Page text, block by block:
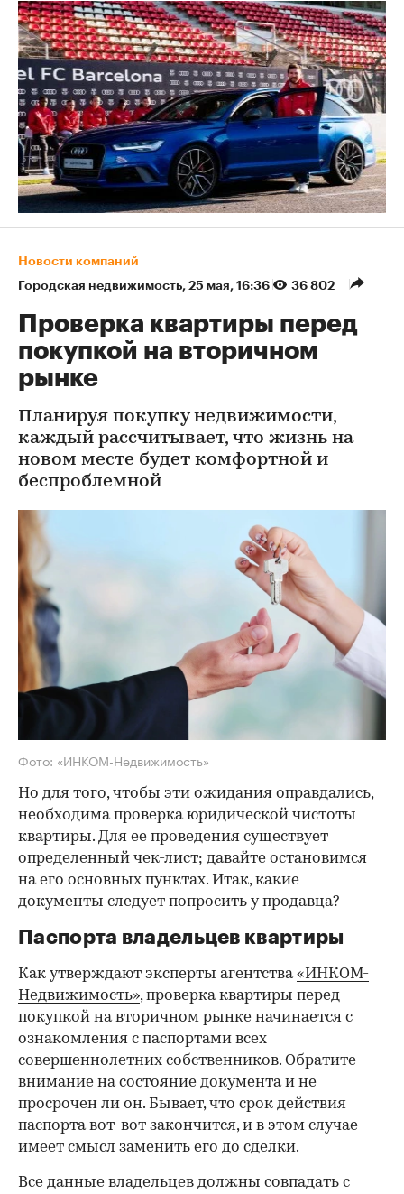
Новости компаний
Городская недвижимость⁠, 25 мая, 16:36 36 802
Проверка квартиры перед
покупкой на вторичном
рынке
Планируя покупку недвижимости,
каждый рассчитывает, что жизнь на
новом месте будет комфортной и
беспроблемной
Фото: «ИНКОМ-Недвижимость»
Но для того, чтобы эти ожидания оправдались,
необходима проверка юридической чистоты
квартиры. Для ее проведения существует
определенный чек-лист; давайте остановимся
на его основных пунктах. Итак, какие
документы следует попросить у продавца?
Паспорта владельцев квартиры
Как утверждают эксперты агентства«ИНКОМ-
Недвижимость», проверка квартиры перед
покупкой на вторичном рынке начинается с
ознакомления с паспортами всех
совершеннолетних собственников. Обратите
внимание на состояние документа и не
просрочен ли он. Бывает, что срок действия
паспорта вот-вот закончится, и в этом случае
имеет смысл заменить его до сделки.
Все данные владельцев должны совпадать с